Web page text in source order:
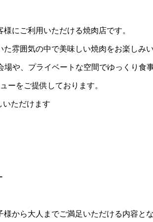
にご利用いただける焼肉店です。
雰囲気の中で美味しい焼肉をお楽しみい
や、プライベートな空間でゆっくり食
ーをご提供しております。
ただけます
から大人までご満足いただける内容とな